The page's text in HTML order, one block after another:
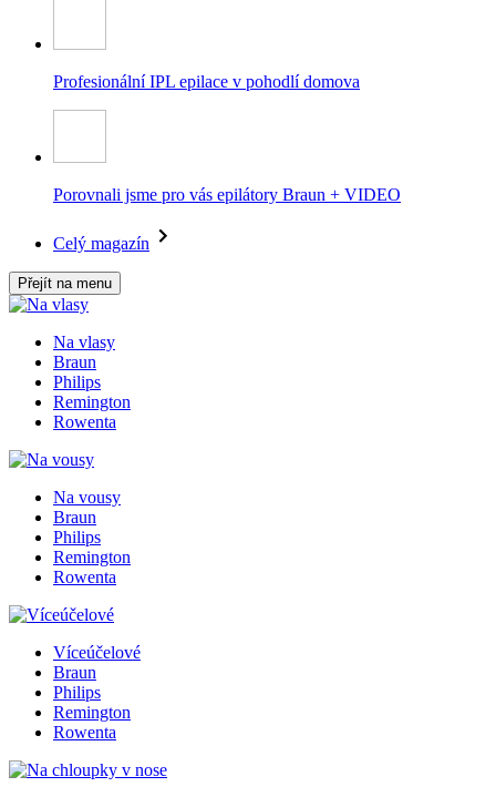
Profesionální IPL epilace v pohodlí domova
Porovnali jsme pro vás epilátory Braun + VIDEO
Celý magazín
Přejít na menu
Na vlasy
Braun
Philips
Remington
Rowenta
Na vousy
Braun
Philips
Remington
Rowenta
Víceúčelové
Braun
Philips
Remington
Rowenta